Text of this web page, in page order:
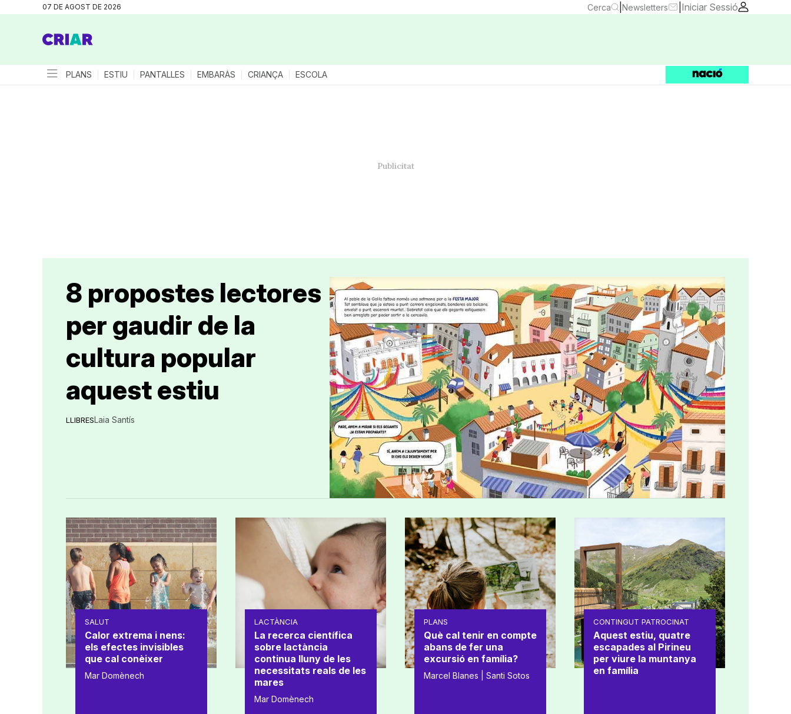
07 DE AGOST DE 2026 Cerca Newsletters Iniciar Sessió
PLANS ESTIU PANTALLES EMBARÀS CRIANÇA ESCOLA
LLIBRES
8 propostes lectores
per gaudir de la
cultura popular
aquest estiu
Laia Santís
SALUT
Calor extrema i nens:
els efectes invisibles
que cal conèixer
Mar Domènech
LACTÀNCIA
La recerca científica
sobre lactància
continua lluny de les
necessitats reals de les
mares
Mar Domènech
PLANS
Què cal tenir en compte
abans de fer una
excursió en família?
Marcel Blanes | Santi Sotos
CONTINGUT PATROCINAT
Aquest estiu, quatre
escapades al Pirineu
per viure la muntanya
en família